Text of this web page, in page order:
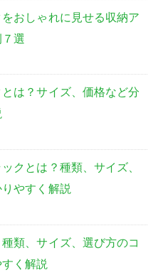
おしゃれに見せる収納ア
選
は？サイズ、価格など分
クとは？種類、サイズ、
やすく解説
類、サイズ、選び方のコ
く解説